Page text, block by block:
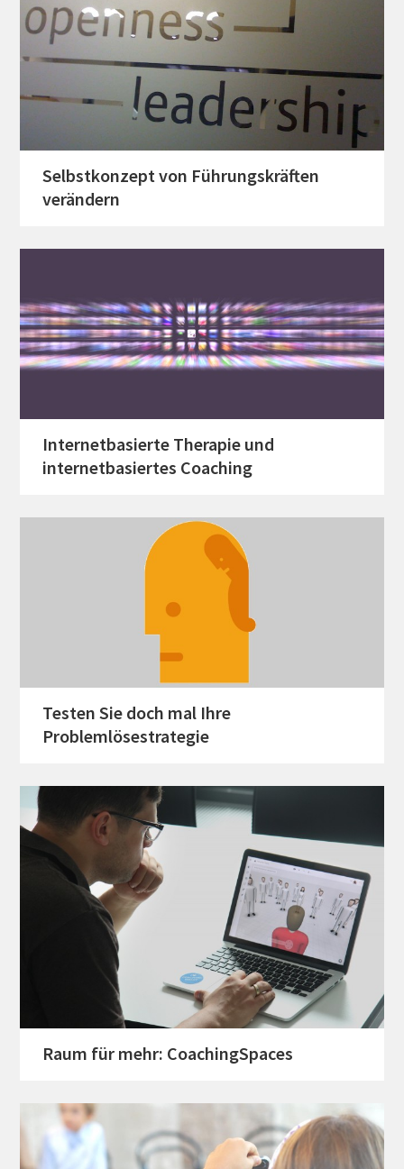
Selbstkonzept von Führungskräften
verändern
Internetbasierte Therapie und
internetbasiertes Coaching
Testen Sie doch mal Ihre
Problemlösestrategie
Raum für mehr: CoachingSpaces